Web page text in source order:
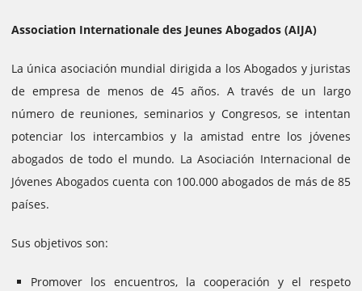
Association Internationale des Jeunes Abogados (AIJA)
La única asociación mundial dirigida a los Abogados y juristas
de empresa de menos de 45 años. A través de un largo
número de reuniones, seminarios y Congresos, se intentan
potenciar los intercambios y la amistad entre los jóvenes
abogados de todo el mundo. La Asociación Internacional de
Jóvenes Abogados cuenta con 100.000 abogados de más de 85
países.
Sus objetivos son:
Promover los encuentros, la cooperación y el respeto